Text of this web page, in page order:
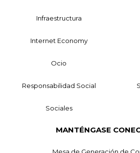
Infraestructura
Internet Economy
Ocio
Responsabilidad Social
Sociales
MANTÉNGASE
Mesa de Generación de